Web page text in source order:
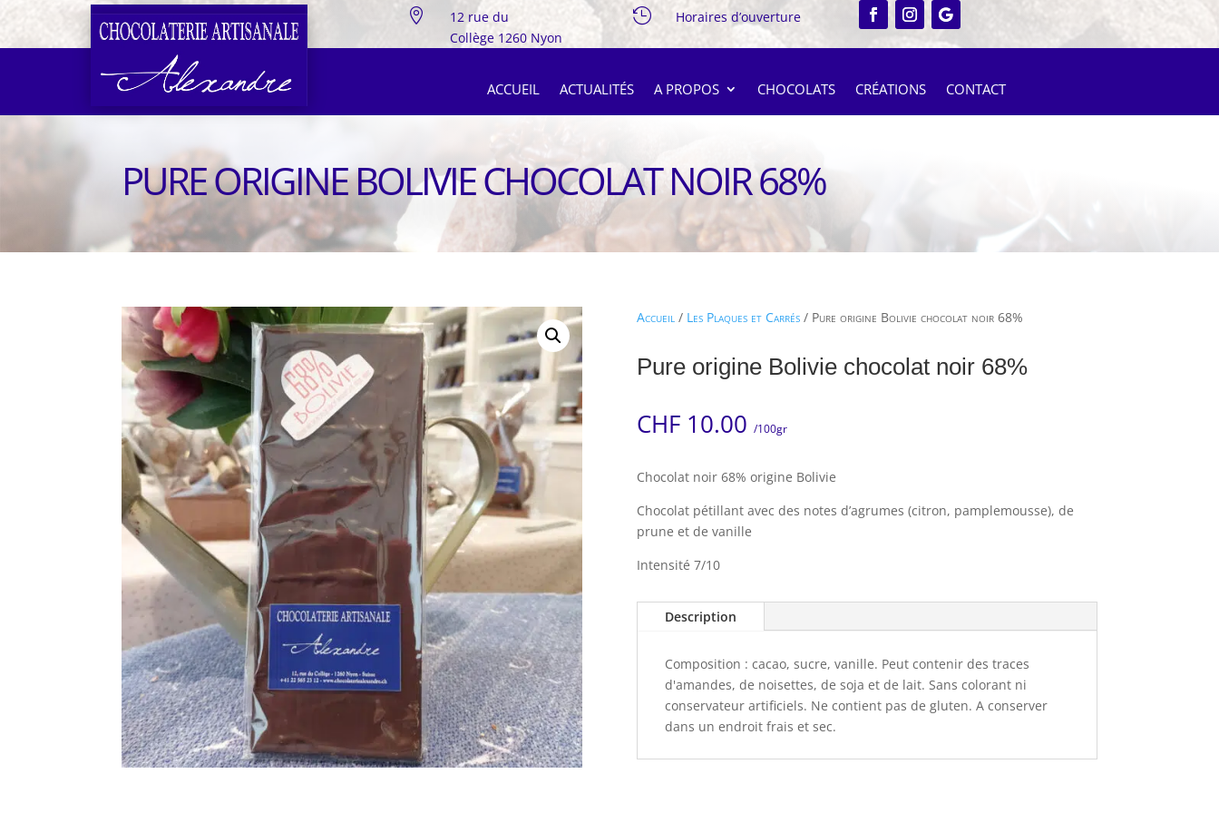

12 rue du
Collège 1260 Nyon
 Horaires d’ouverture
ACCUEIL ACTUALITÉS A PROPOS CHOCOLATS CRÉATIONS CONTACT
PURE ORIGINE BOLIVIE CHOCOLAT NOIR 68%
Accueil/ Les Plaques et Carrés/ Pure origine Bolivie chocolat noir 68%
Pure origine Bolivie chocolat noir 68%
CHF10.00 /100gr
Chocolat noir 68% origine Bolivie
Chocolat pétillant avec des notes d’agrumes (citron, pamplemousse), de
prune et de vanille
Intensité 7/10
Description
Composition : cacao, sucre, vanille. Peut contenir des traces
d'amandes, de noisettes, de soja et de lait. Sans colorant ni
conservateur artificiels. Ne contient pas de gluten. A conserver
dans un endroit frais et sec.